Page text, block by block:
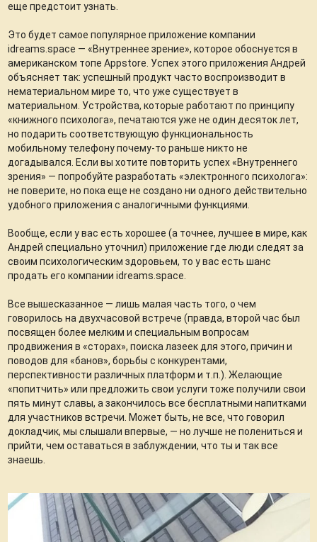
еще предстоит узнать.
Это будет самое популярное приложение компании
idreams.space — «Внутреннее зрение», которое обоснуется в
американском топе Appstore. Успех этого приложения Андрей
объясняет так: успешный продукт часто воспроизводит в
нематериальном мире то, что уже существует в
материальном. Устройства, которые работают по принципу
«книжного психолога», печатаются уже не один десяток лет,
но подарить соответствующую функциональность
мобильному телефону почему-то раньше никто не
догадывался. Если вы хотите повторить успех «Внутреннего
зрения» — попробуйте разработать «электронного психолога»:
не поверите, но пока еще не создано ни одного действительно
удобного приложения с аналогичными функциями.
Вообще, если у вас есть хорошее (а точнее, лучшее в мире, как
Андрей специально уточнил) приложение где люди следят за
своим психологическим здоровьем, то у вас есть шанс
продать его компании idreams.space.
Все вышесказанное — лишь малая часть того, о чем
говорилось на двухчасовой встрече (правда, второй час был
посвящен более мелким и специальным вопросам
продвижения в «сторах», поиска лазеек для этого, причин и
поводов для «банов», борьбы с конкурентами,
перспективности различных платформ и т.п.). Желающие
«попитчить» или предложить свои услуги тоже получили свои
пять минут славы, а закончилось все бесплатными напитками
для участников встречи. Может быть, не все, что говорил
докладчик, мы слышали впервые, — но лучше не полениться и
прийти, чем оставаться в заблуждении, что ты и так все
знаешь.